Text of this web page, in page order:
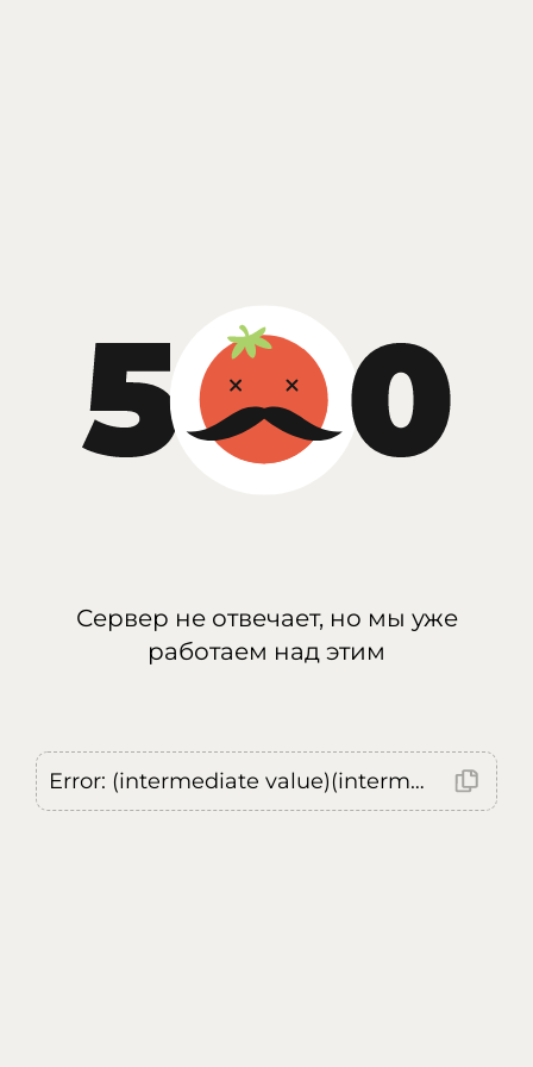
Сервер не отвечает, но мы уже
работаем над этим
Error: (intermediate value)(intermediate value)(intermediate value).replaceAll is not a function